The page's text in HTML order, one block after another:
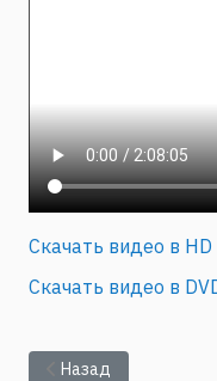
Скачать видео в HD
Скачать видео в
Предыдущий:
Назад